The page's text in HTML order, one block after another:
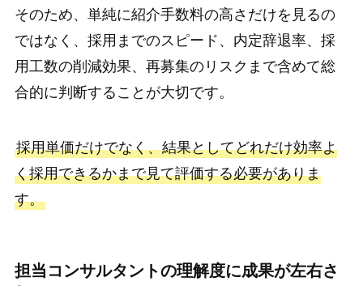
そのため、単純に紹介手数料の高さだけを見るの
ではなく、採用までのスピード、内定辞退率、採
用工数の削減効果、再募集のリスクまで含めて総
合的に判断することが大切です。
採用単価だけでなく、結果としてどれだけ効率よ
く採用できるかまで見て評価する必要がありま
す。
担当コンサルタントの理解度に成果が左右さ